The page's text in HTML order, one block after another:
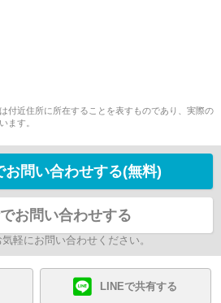
付近住所に所在することを表すものであり、実際の
ます。
お問い合わせする(無料)
お問い合わせする
軽にお問い合わせください。
LINEで共有する